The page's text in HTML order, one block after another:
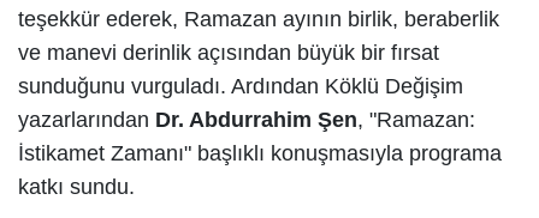
teşekkür ederek, Ramazan ayının birlik, beraberlik
ve manevi derinlik açısından büyük bir fırsat
sunduğunu vurguladı. Ardından Köklü Değişim
yazarlarından Dr. Abdurrahim Şen, "Ramazan:
İstikamet Zamanı" başlıklı konuşmasıyla programa
katkı sundu.